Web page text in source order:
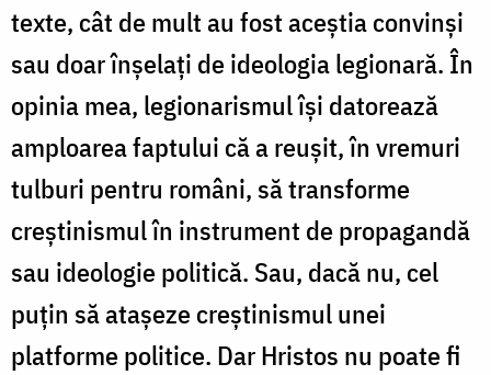
texte, cât de mult au fost aceştia convinşi
sau doar înşelaţi de ideologia legionară. În
opinia mea, legionarismul îşi datorează
amploarea faptului că a reuşit, în vremuri
tulburi pentru români, să transforme
creştinismul în instrument de propagandă
sau ideologie politică. Sau, dacă nu, cel
puţin să ataşeze creştinismul unei
platforme politice. Dar Hristos nu poate fi